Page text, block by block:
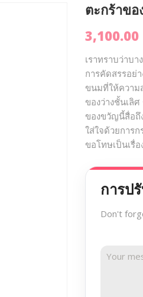
ตะกร้าข
3,100.00
เราทราบว่าบา
การคัดสรรอย่
ขนมที่ให้ความ
ของว่างชั้นเลิ
ของขวัญนี้สื่อถึ
ใส่ใจด้วยการ
ขอโทษเป็นเรื่
การป
Don't